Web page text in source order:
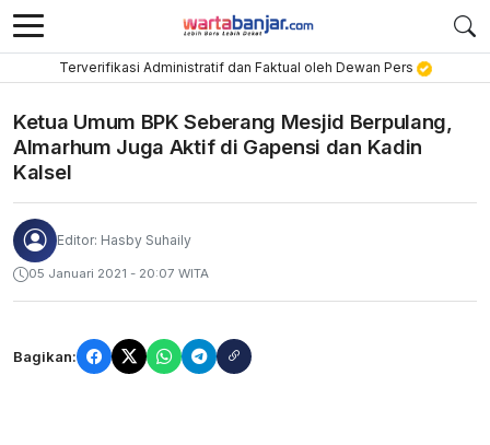
Terverifikasi Administratif dan Faktual oleh Dewan Pers
Ketua Umum BPK Seberang Mesjid Berpulang,
Almarhum Juga Aktif di Gapensi dan Kadin
Kalsel
Editor: Hasby Suhaily
05 Januari 2021 - 20:07 WITA
Bagikan: